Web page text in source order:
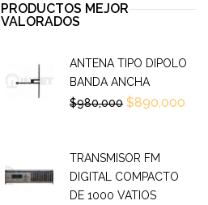
PRODUCTOS MEJOR
VALORADOS
ANTENA TIPO DIPOLO
BANDA ANCHA
$980,000 $890,000
TRANSMISOR FM
DIGITAL COMPACTO
DE 1000 VATIOS